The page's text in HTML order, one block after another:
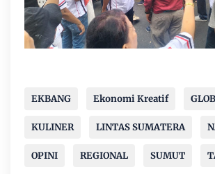
EKBANG Ekonomi Kreatif
KULINER LINTAS SUMATERA
OPINI REGIONAL SUMUT